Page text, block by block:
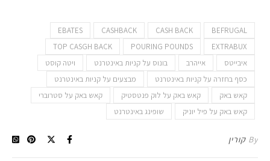
BEFRUGAL
CASH BACK
CASHBACK
EBATES
EXTRABUX
POURING POUNDS
TOP CASGH BACK
איבייטס
אייהרב בונוס על קניות באינטרנט
ויטה קוסט
כסף בחזרה על קניות באינטרנט
מבצעים על קניות באינטרנט
קאש באק
קאש באק על לוק פנטסטיק
קאש באק על סטרוברי
קאש באק על פיל יוניק
שופינג באינטרנט
By קורין